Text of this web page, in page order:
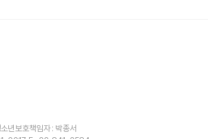
소년보호책임자 : 박종서